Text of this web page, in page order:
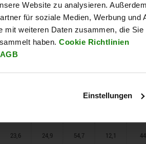
Website zu analysieren.
für soziale Medien, Werbung
mit weiteren Daten zusammen, die
haben. Cookie Richtlinien
AGB
Einstellungen
21 21,7 36,7 8,8 27
21
21 22,1 45,7 10,7
54,7 12,1 44
23,6 24,9 54,7 12,1 44